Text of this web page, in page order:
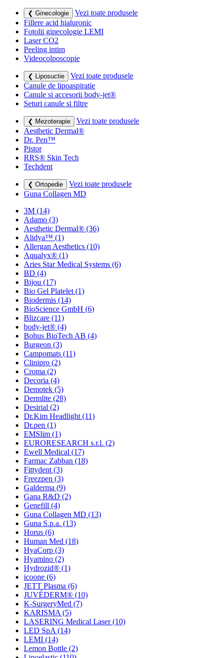
❮ Ginecologie
Vezi toate produsele
Fillere acid hialuronic
Fotolii ginecologie LEMI
Laser CO2
Peeling intim
Videocolposcopie
❮ Liposuctie
Vezi toate produsele
Canule de lipoaspiratie
Canule si accesorii body-jet®
Seturi canule si filtre
❮ Mezoterapie
Vezi toate produsele
Aesthetic Dermal®
Dr. Pen™
Pistor
RRS® Skin Tech
Techdent
❮ Ortopedie
Vezi toate produsele
Guna Collagen MD
3M (14)
Adamo (3)
Aesthetic Dermal® (36)
Alidya™ (1)
Allergan Aesthetics (10)
Aqualyx® (1)
Aries Star Medical Systems (6)
BD (4)
Bijou (17)
Bio Gel Platelet (1)
Biodermis (14)
BioScience GmbH (6)
Blizcare (11)
body-jet® (4)
Bohus BioTech AB (4)
Burgeon (3)
Campomats (11)
Clinipro (2)
Croma (2)
Decoria (4)
Demotek (5)
Dermlite (28)
Desirial (2)
Dr.Kim Headlight (11)
Dr.pen (1)
EMSlim (1)
EURORESEARCH s.r.l. (2)
Ewell Medical (17)
Farmac Zabban (18)
Fittydent (3)
Freezpen (3)
Galderma (9)
Gana R&D (2)
Genefill (4)
Guna Collagen MD (13)
Guna S.p.a. (13)
Horus (6)
Human Med (18)
HyaCorp (3)
Hyamino (2)
Hydrozid® (1)
icoone (6)
JETT Plasma (6)
JUVÉDERM® (10)
K-SurgeryMed (7)
KARISMA (5)
LASERING Medical Laser(10)
LED SpA (14)
LEMI (14)
Lemon Bottle (2)